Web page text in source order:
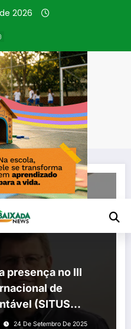
2026
Turismo
Turismo
presença no III
de
(SITUS
na Cidade das
24 De Setembro De 2025